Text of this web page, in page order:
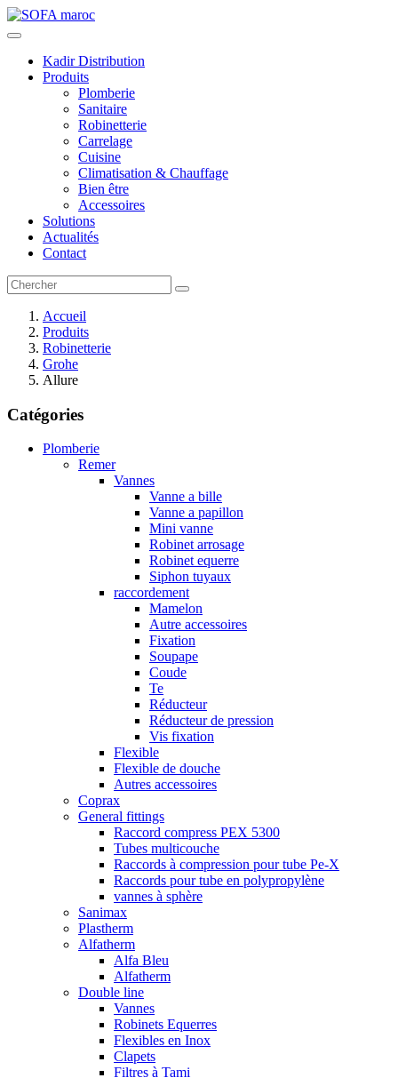
Kadir Distribution
Produits
Plomberie
Sanitaire
Robinetterie
Carrelage
Cuisine
Climatisation & Chauffage
Bien être
Accessoires
Solutions
Actualités
Contact
Accueil
Produits
Robinetterie
Grohe
Allure
Catégories
Plomberie
Remer
Vannes
Vanne a bille
Vanne a papillon
Mini vanne
Robinet arrosage
Robinet equerre
Siphon tuyaux
raccordement
Mamelon
Autre accessoires
Fixation
Soupape
Coude
Te
Réducteur
Réducteur de pression
Vis fixation
Flexible
Flexible de douche
Autres accessoires
Coprax
General fittings
Raccord compress PEX 5300
Tubes multicouche
Raccords à compression pour tube Pe-X
Raccords pour tube en polypropylène
vannes à sphère
Sanimax
Plastherm
Alfatherm
Alfa Bleu
Alfatherm
Double line
Vannes
Robinets Equerres
Flexibles en Inox
Clapets
Filtres à Tami